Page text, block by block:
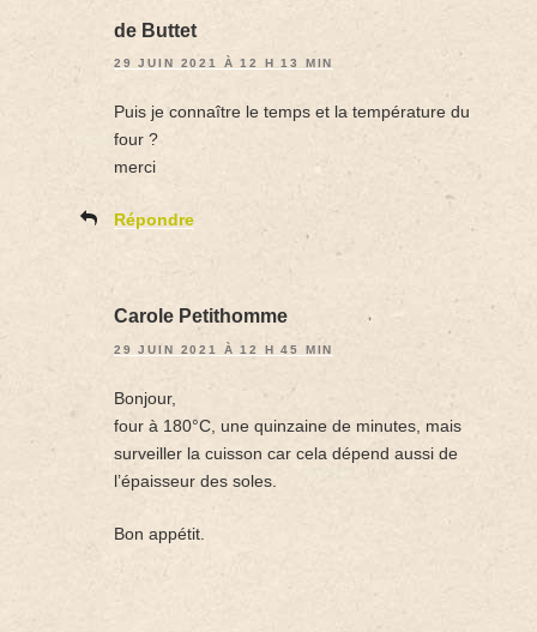
de Buttet
29 JUIN 2021 À 12 H 13 MIN
Puis je connaître le temps et la température du
four ?
merci
Répondre
Carole Petithomme
29 JUIN 2021 À 12 H 45 MIN
Bonjour,
four à 180°C, une quinzaine de minutes, mais
surveiller la cuisson car cela dépend aussi de
l’épaisseur des soles.
Bon appétit.